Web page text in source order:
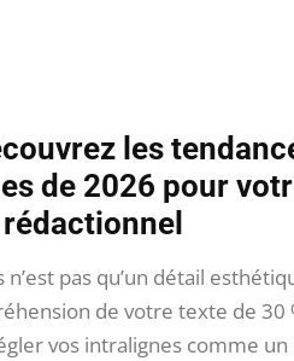
les
de 2026 pour
pas qu’un détail
de votre texte de 30
vos intralignes comme un